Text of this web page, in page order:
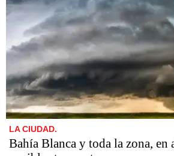
LA CIUDAD.
Bahía Blanca y toda la zona, en